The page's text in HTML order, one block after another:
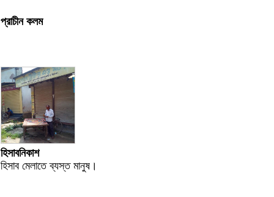
প্রাচীন কলম
হিসাবনিকাশ
হিসাব মেলাতে ব্যস্ত মানুষ।